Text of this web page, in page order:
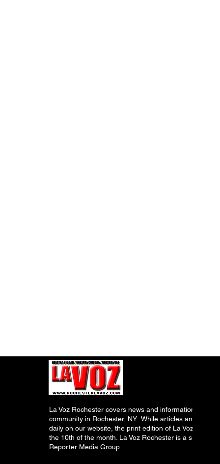
La Voz Rochester covers news and information
community in Rochester, NY. While articles and
daily on our website, the print edition of La Voz is
the 10th of the month. La Voz Rochester is a
Reporter Media Group.